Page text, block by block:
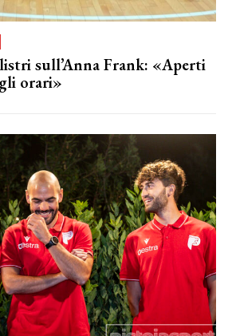
sull’Anna Frank: «Aperti
orari»